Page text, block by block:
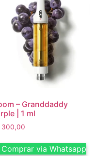
– Granddaddy
| 1 ml
300,00
Comprar via Whatsapp